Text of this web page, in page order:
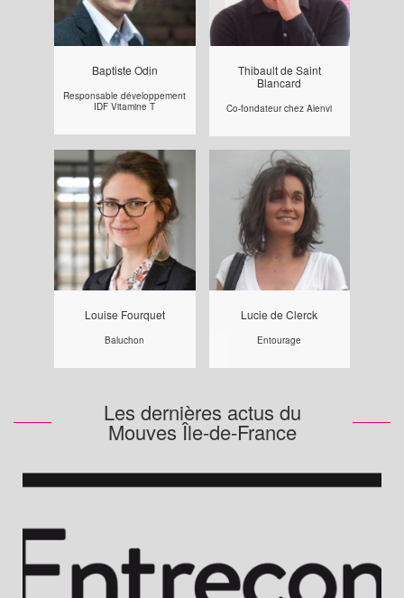
Baptiste Odin
Responsable développement
IDF Vitamine T
Thibault de Saint
Blancard
Co-fondateur chez Alenvi
Louise Fourquet
Baluchon
Lucie de Clerck
Entourage
Les dernières actus du
Mouves Île-de-France